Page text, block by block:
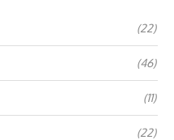
(22)
(46)
(11)
(22)